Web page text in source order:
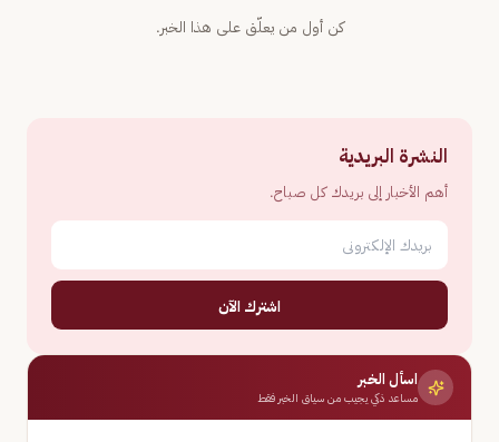
كن أول من يعلّق على هذا الخبر.
النشرة البريدية
أهم الأخبار إلى بريدك كل صباح.
اشترك الآن
اسأل الخبر
مساعد ذكي يجيب من سياق الخبر فقط